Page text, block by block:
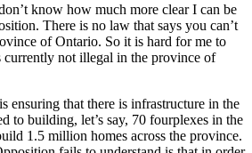
know how much more clear I can be
There is no law that says you can’t
of Ontario. So it is hard for me to
currently not illegal in the province of
ensuring that there is infrastructure in the
to building, let’s say, 70 fourplexes in the
1.5 million homes across the province.